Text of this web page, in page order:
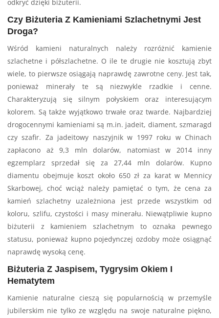
odkryć dzięki biżuterii.
Czy Biżuteria Z Kamieniami Szlachetnymi Jest
Droga?
Wśród kamieni naturalnych należy rozróżnić kamienie
szlachetne i półszlachetne. O ile te drugie nie kosztują zbyt
wiele, to pierwsze osiągają naprawdę zawrotne ceny. Jest tak,
ponieważ minerały te są niezwykle rzadkie i cenne.
Charakteryzują się silnym połyskiem oraz interesującym
kolorem. Są także wyjątkowo trwałe oraz twarde. Najbardziej
drogocennymi kamieniami są m.in. jadeit, diament, szmaragd
czy szafir. Za jadeitowy naszyjnik w 1997 roku w Chinach
zapłacono aż 9,3 mln dolarów, natomiast w 2014 inny
egzemplarz sprzedał się za 27,44 mln dolarów. Kupno
diamentu obejmuje koszt około 650 zł za karat w Mennicy
Skarbowej, choć wciąż należy pamiętać o tym, że cena za
kamień szlachetny uzależniona jest przede wszystkim od
koloru, szlifu, czystości i masy minerału. Niewątpliwie kupno
biżuterii z kamieniem szlachetnym to oznaka pewnego
statusu, ponieważ kupno pojedynczej ozdoby może osiągnąć
naprawdę wysoką cenę.
Biżuteria Z Jaspisem, Tygrysim Okiem I
Hematytem
Kamienie naturalne cieszą się popularnością w przemyśle
jubilerskim nie tylko ze względu na swoje naturalne piękno,